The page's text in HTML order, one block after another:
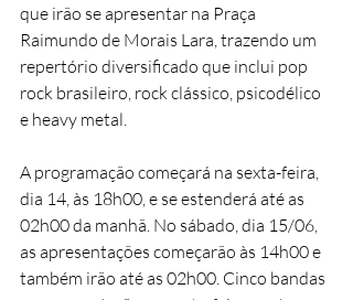
que irão se apresentar na Praça
Raimundo de Morais Lara, trazendo um
repertório diversificado que inclui pop
rock brasileiro, rock clássico, psicodélico
e heavy metal.
A programação começará na sexta-feira,
dia 14, às 18h00, e se estenderá até as
02h00 da manhã. No sábado, dia 15/06,
as apresentações começarão às 14h00 e
também irão até as 02h00. Cinco bandas